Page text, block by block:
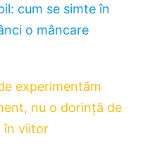
cum se simte în
o mâncare
experimentăm
nu o dorință de
în viitor